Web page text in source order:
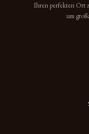
Ihren perfekten Ort
um